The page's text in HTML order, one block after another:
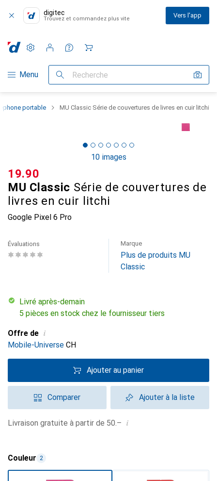
digitec
Trouvez et commandez plus vite Vers l'app
Navigation par catégorie
Menu Recherche
Paramètres
Compte client
Listes de comparaison
Listes d'envies
Panier
portable MU Classic Série de couvertures de livres en cuir litchi
10 images
MU Classic Série de couvertures de
livres en cuir litchi
Google Pixel 6 Pro
CHF
19.90
Évaluations Marque
Plus de produits MU
Classic
Livré après-demain
5 pièces en stock chez le fournisseur tiers
Offre de i
Mobile-Universe CH
Ajouter au panier
Comparer Ajouter à la liste
Livraison gratuite à partir de 50.– i
Couleur 2